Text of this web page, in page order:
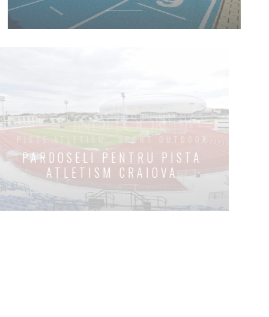
SPORT OUTDOOR
PARDOSELI PENTRU PISTA
ATLETISM CRAIOVA